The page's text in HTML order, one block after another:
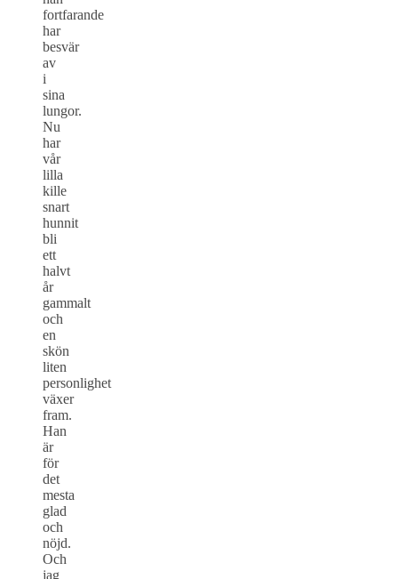
fortfarande
har
besvär
av
i
sina
lungor.
Nu
har
vår
lilla
kille
snart
hunnit
bli
ett
halvt
år
gammalt
och
en
skön
liten
personlighet
växer
fram.
Han
är
för
det
mesta
glad
och
nöjd.
Och
jag